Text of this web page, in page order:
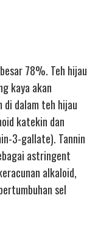
78%. Teh hijau
kaya akan
dalam teh hijau
katekin dan
3-gallate). Tannin
astringent
alkaloid,
sel